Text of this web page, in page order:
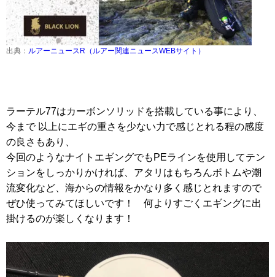
出典： ルアーニュースR（ルアー関連ニュースWEBサイト）
ラーテル77はカーボンソリッドを搭載している事により、
今まで 以上にエギの重さを少ない力で感じとれる程の感度
の良さもあり、
今回のようなナイトエギングでもPEラインを使用してテン
ションをしっかりかければ、アタリはもちろんボトムや潮
流変化など、海からの情報をかなり多く感じとれますので
ぜひ使ってみてほしいです！ 何よりすごくエギングに出
掛けるのが楽しくなります！